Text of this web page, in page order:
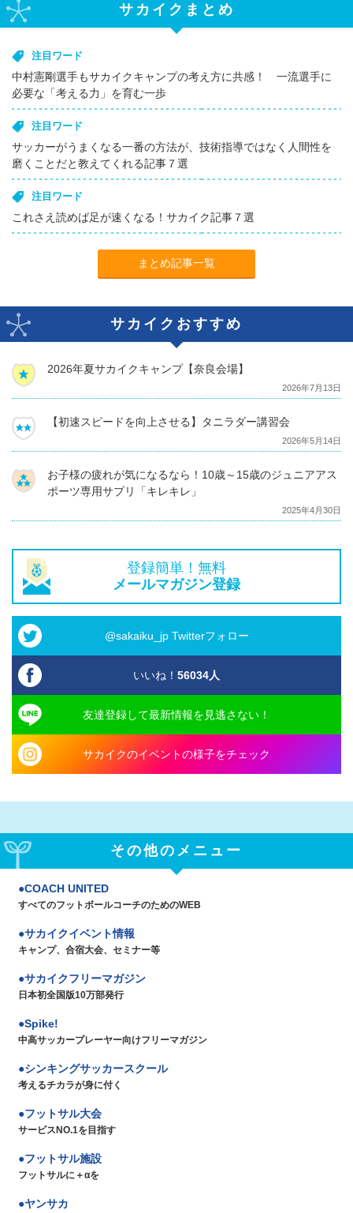
サカイクまとめ
注目ワード
中村憲剛選手もサカイクキャンプの考え方に共感！ 一流選手に
必要な「考える力」を育む一歩
注目ワード
サッカーがうまくなる一番の方法が、技術指導ではなく人間性を
磨くことだと教えてくれる記事７選
注目ワード
これさえ読めば足が速くなる！サカイク記事７選
まとめ記事一覧
サカイクおすすめ
2026年夏サカイクキャンプ【奈良会場】
2026年7月13日
【初速スピードを向上させる】タニラダー講習会
2026年5月14日
お子様の疲れが気になるなら！10歳～15歳のジュニアアス
ポーツ専用サプリ「キレキレ」
2025年4月30日
登録簡単！無料
メールマガジン登録
@sakaiku_jp Twitterフォロー
いいね！ 56034人
友達登録して最新情報を見逃さない！
サカイクのイベントの様子をチェック
その他のメニュー
COACH UNITED
すべてのフットボールコーチのためのWEB
サカイクイベント情報
キャンプ、合宿大会、セミナー等
サカイクフリーマガジン
日本初全国版10万部発行
Spike!
中高サッカープレーヤー向けフリーマガジン
シンキングサッカースクール
考えるチカラが身に付く
フットサル大会
サービスNO.1を目指す
フットサル施設
フットサルに＋αを
ヤンサカ